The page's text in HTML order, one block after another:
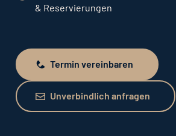
& Reservierungen
Termin vereinbaren
Termin vereinbaren
Unverbindlich anfragen
Unverbindlich anfragen